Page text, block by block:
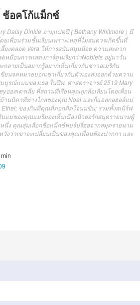
ช้อคโก้แม็กซ์
Daisy Dinkle อายุแปดปี ( Bethany Whitmore ) มี
ยเพื่อนร่วมชั้นเรียนเพราะเหตุที่ไม่สมควรเกิดขึ้นที่
ยงคลอด Vera ให้การสนับสนุนน้อย ความสะดวก
หมือนการแสดงการ์ตูนเรียกว่าNoblets อยู่มาวัน
ายเป็นอยากรู้อยากเห็นเกี่ยวกับชาวอเมริกัน
ยนจดหมายบอกเขาเกี่ยวกับตัวเองส่งออกด้วยความ
บูรณ์แบบของเธอ ในปีพ. ศาสตราจารย์ 2519 Mary
ออสเตรเลีย ที่สถานที่เรียนคุณถูกล้อเลียนโดยเพื่อน
านบิดาที่ห่างไกลของคุณ Noel และก็แอลกอฮอล์แม่
ของกินที่คุณติดอกติดใจนมข้น; รวมทั้งสเมิร์ฟ
แม่ของคุณแมรีมองเห็นเมืองนิวยอร์กสมุดรายนามผู้
หนึ่ง คุณสุ่มเลือกชื่อแม็กซ์พบร์ปรี่ฮอจากสมุดรายนาม
งว่าเขาจะเปลี่ยนเป็นของคุณเพื่อนพ้องปากกา และ